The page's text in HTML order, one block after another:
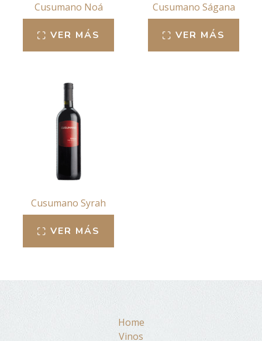
Cusumano Noá
VER MÁS
Cusumano Ságana
VER MÁS
Cusumano Syrah
VER MÁS
Home
Vinos